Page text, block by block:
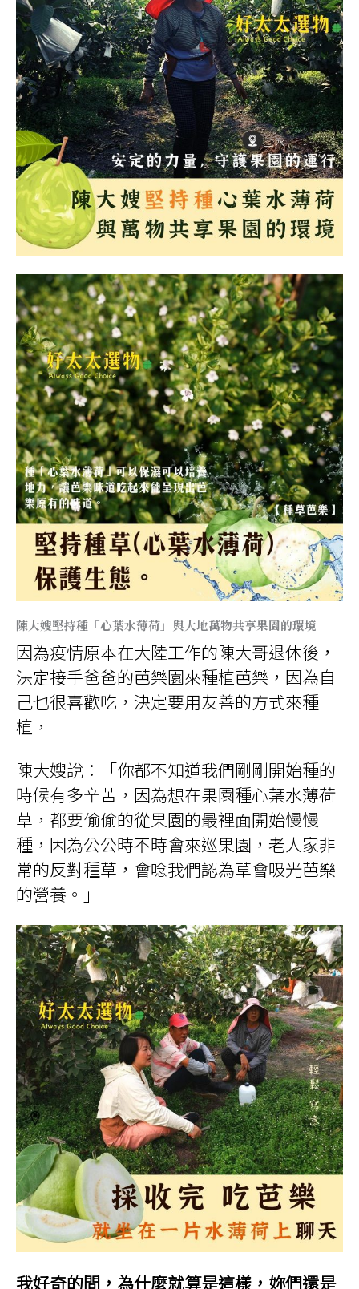
陳大嫂堅持種「心葉水薄荷」與大地萬物共享果園的環境
因為疫情原本在大陸工作的陳大哥退休後，
決定接手爸爸的芭樂園來種植芭樂，因為自
己也很喜歡吃，決定要用友善的方式來種
植，
陳大嫂說：「你都不知道我們剛剛開始種的
時候有多辛苦，因為想在果園種心葉水薄荷
草，都要偷偷的從果園的最裡面開始慢慢
種，因為公公時不時會來巡果園，老人家非
常的反對種草，會唸我們認為草會吸光芭樂
的營養。」
我好奇的問，為什麼就算是這樣，妳們還是